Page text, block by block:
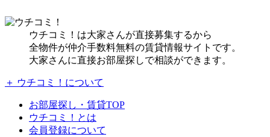
ウチコミ！は大家さんが直接募集するから
全物件が仲介手数料無料の賃貸情報サイトです。
大家さんに直接お部屋探しで相談ができます。
＋ ウチコミ！について
お部屋探し・賃貸TOP
ウチコミ！とは
会員登録について